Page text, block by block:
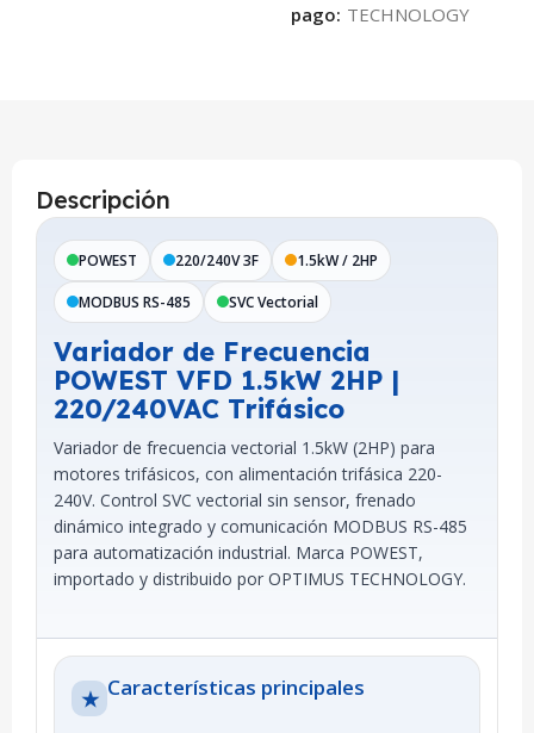
pago:
Descripción
POWEST 220/240V 3F 1.5kW / 2HP
MODBUS RS-485 SVC Vectorial
Variador de Frecuencia
POWEST VFD 1.5kW 2HP |
220/240VAC Trifásico
Variador de frecuencia vectorial 1.5kW (2HP) para
motores trifásicos, con alimentación trifásica 220-
240V. Control SVC vectorial sin sensor, frenado
dinámico integrado y comunicación MODBUS RS-485
para automatización industrial. Marca POWEST,
importado y distribuido por OPTIMUS TECHNOLOGY.
★ Características principales